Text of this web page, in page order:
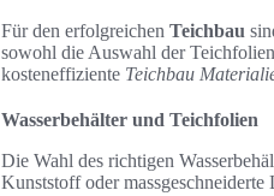
Für den erfolgreichen Teichbau
sowohl die Auswahl der
kosteneffiziente Teichbau
Wasserbehälter und Teichfolien
Die Wahl des richtigen
Kunststoff oder